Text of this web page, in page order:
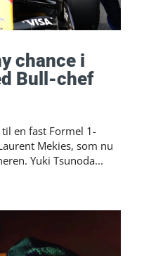
chance i
Bull-chef
en fast Formel 1-
Mekies, som nu
åbner for et comeback til japaneren. Yuki Tsunoda...